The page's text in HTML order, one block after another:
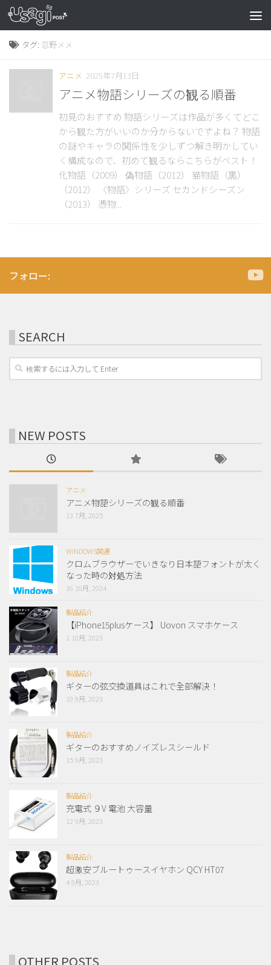
タグ: 忍野メメ
アニメ 2025年7月13日
アニメ物語シリーズの観る順番
初見のおすすめ 物語シリーズは作品が多くてどこ
から観た方がいいのか分からないですよね？ 物語
の謎やキャラの関係性を少しずつ解き明かしてい
く構成なので、初めて観るならこちらがベスト！
化物語（2009） 偽物語（2012） 猫物語（黒）
（2012） 〈物語〉シリーズ セカンドシーズン
（2013） 憑物...
フォロー:
SEARCH
NEW POSTS
アニメ
アニメ物語シリーズの観る順番
13 7月, 2025
WINDOWS関連
クロムブラウザーでいきなり日本語フォントが太く
なった時の対処方法
16 10月, 2024
製品紹介
【iPhone15plusケース】 Uovon スマホケース
1 10月, 2023
製品紹介
ギターの弦交換道具はこれで全部解決！
19 9月, 2023
製品紹介
ギターのおすすめノイズレスシールド
15 9月, 2023
製品紹介
充電式 ９V 電池 大容量
12 9月, 2023
製品紹介
超激安ブルートゥースイヤホン QCY HT07
4 9月, 2023
OTHER POSTS